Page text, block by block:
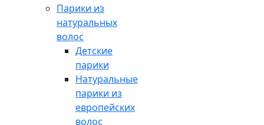
Парики из
натуральных
волос
Детские
парики
Натуральные
парики из
европейских
волос